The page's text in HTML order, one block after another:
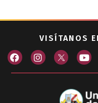
VISÍTANOS